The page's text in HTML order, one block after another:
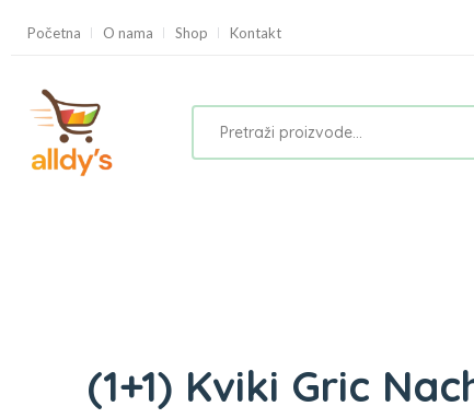
Početna O nama Shop Kontakt
(1+1) Kviki Gric